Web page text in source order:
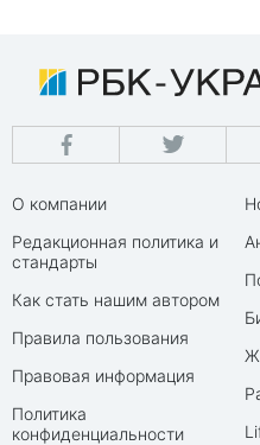
О компании
Редакционная политика и
стандарты
Как стать нашим автором
Правила пользования
Правовая информация
Политика
конфиденциальности